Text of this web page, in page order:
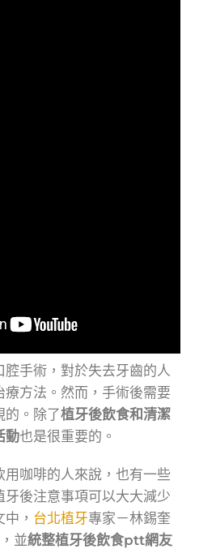
手術，對於失去牙齒的人
方法。然而，手術後需要
的。除了植牙後飲食和清潔
動也是很重要的。
咖啡的人來說，也有一些
牙後注意事項可以大大減少
， 台北植牙專家－林錫奎
並統整植牙後飲食ptt網友